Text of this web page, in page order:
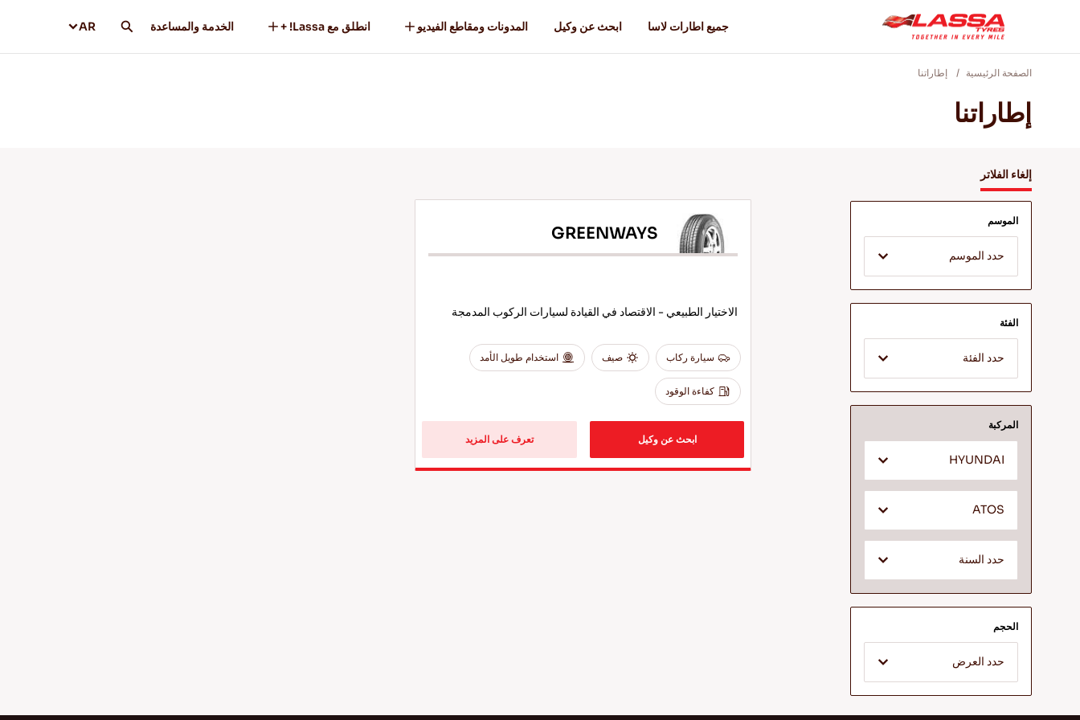
جميع اطارات لاسا ابحث عن وكيل المدونات ومقاطع الفيديو انطلق مع Lassa! + الخدمة والمساعدة AR
الصفحة الرئيسية إطاراتنا
إطاراتنا
إلغاء الفلاتر
الموسم
حدد الموسم
الفئة
حدد الفئة
المركبة
HYUNDAI
ATOS
حدد السنة
الحجم
حدد العرض
GREENWAYS
الاختيار الطبيعي - الاقتصاد في القيادة لسيارات الركوب المدمجة
سيارة ركاب صيف استخدام طويل الأمد
كفاءة الوقود
ابحث عن وكيل تعرف على المزيد